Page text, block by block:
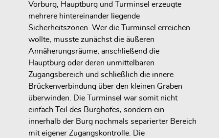
Vorburg, Hauptburg und Turminsel erzeugte
mehrere hintereinander liegende
Sicherheitszonen. Wer die Turminsel erreichen
wollte, musste zunächst die äußeren
Annäherungsräume, anschließend die
Hauptburg oder deren unmittelbaren
Zugangsbereich und schließlich die innere
Brückenverbindung über den kleinen Graben
überwinden. Die Turminsel war somit nicht
einfach Teil des Burghofes, sondern ein
innerhalb der Burg nochmals separierter Bereich
mit eigener Zugangskontrolle. Die